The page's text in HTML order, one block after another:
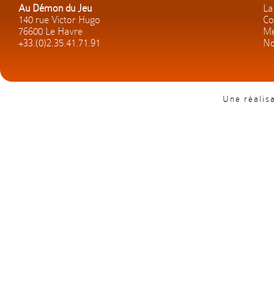
Au Démon du Jeu
140 rue Victor Hugo
76600 Le Havre
+33.(0)2.35.41.71.91
Une